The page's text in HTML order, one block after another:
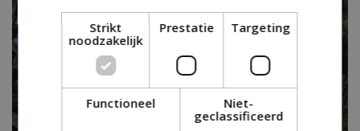
Strikt
noodzakelijk
Prestatie Targeting
Functioneel
Niet-
geclassificeerd